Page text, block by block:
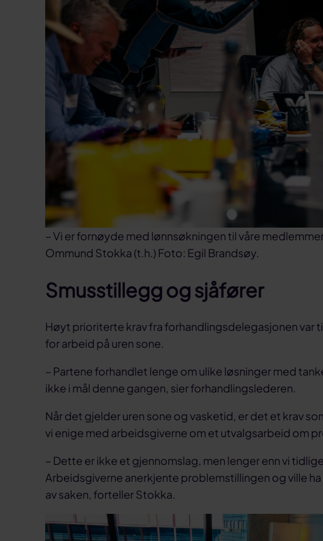
– Vi er fornøyde med lønnsøkningen til våre
Ommund Stokka (t.h.) Foto: Egil Brandsøy.
Smusstillegg og sjåfører
Høyt prioriterte krav fra forhandlingsdelegasjonen var
for arbeid på uren sone.
– Partene forhandlet lenge om ulike løsninger med
ikke i mål denne gangen, sier forhandlingslederen.
Når det gjelder uren sone og vasketid, er det et krav
vi enige med arbeidsgiverne om et utvalgsarbeid om
– Dette er ikke et gjennomslag, men lenger enn vi
Arbeidsgiverne anerkjente problemstillingen og ville
av saken, forteller Stokka.